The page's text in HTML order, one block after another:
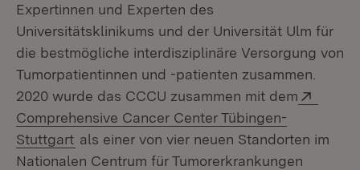
Expertinnen und Experten des
Universitätsklinikums und der Universität Ulm für
die bestmögliche interdisziplinäre Versorgung von
Tumorpatientinnen und -patienten zusammen.
2020 wurde das CCCU zusammen mit dem
Comprehensive Cancer Center Tübingen-
Stuttgart (Öffnet in neuem Fenster)
als einer von vier neuen Standorten im
Nationalen Centrum für Tumorerkrankungen